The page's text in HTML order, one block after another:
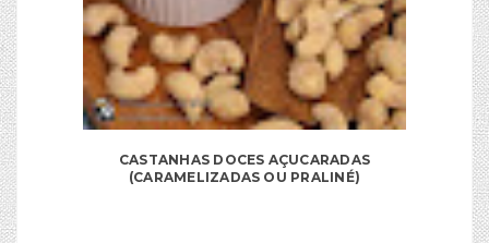
CASTANHAS DOCES AÇUCARADAS
(CARAMELIZADAS OU PRALINÉ)